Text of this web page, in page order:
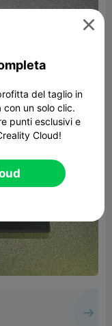

del taglio in
un solo clic.
punti esclusivi e
Cloud!